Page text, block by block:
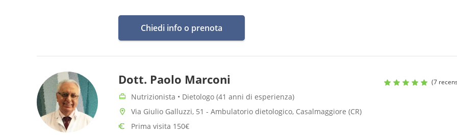
Chiedi info o prenota
Dott. Paolo Marconi (7
Nutrizionista • Dietologo (41 anni di esperienza)
Via Giulio Galluzzi, 51 - Ambulatorio dietologico, Casalmaggiore (CR)
Prima visita 150€